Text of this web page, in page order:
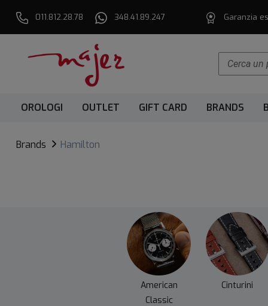
011.812.28.78 348.41.89.247 Garanzia
OROLOGI OUTLET GIFT CARD BRANDS
Brands Hamilton
American
Classic
Cinturini